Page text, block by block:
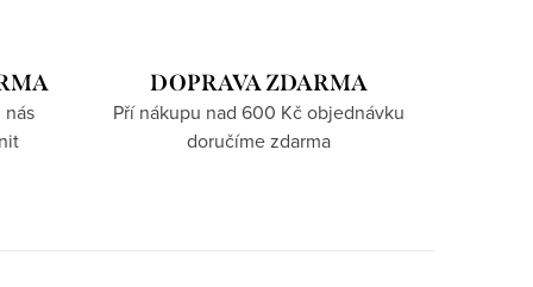
DOPRAVA ZDARMA
Pří nákupu nad 600 Kč objednávku
doručíme zdarma